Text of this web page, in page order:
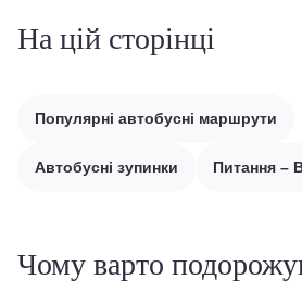
На цій сторінці
Популярні автобусні маршрути
Автобусні зупинки Питання –
Чому варто